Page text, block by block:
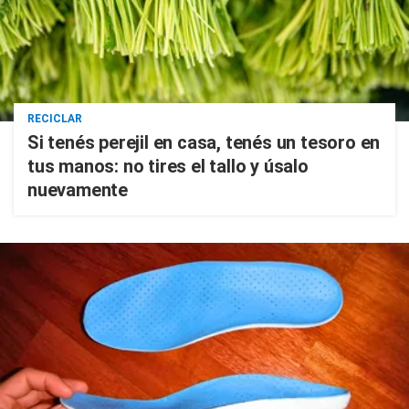
RECICLAR
Si tenés perejil en casa, tenés un tesoro en
tus manos: no tires el tallo y úsalo
nuevamente